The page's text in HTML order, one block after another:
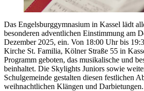
Das Engelsburggymnasium in Kassel lädt
besonderen adventlichen Einstimmung am
Dezember 2025, ein. Von 18:00 Uhr bis
Kirche St. Familia, Kölner Straße 55 in
Programm geboten, das musikalische und
beinhaltet. Die Skylights Juniors sowie
Schulgemeinde gestalten diesen festlichen
weihnachtlichen Klängen und Darbietungen.​